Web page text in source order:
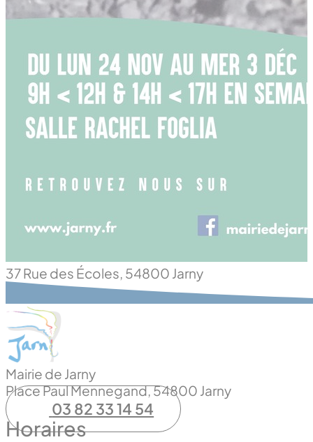
37 Rue des Écoles, 54800 Jarny
Mairie de Jarny
Place Paul Mennegand, 54800 Jarny
03 82 33 14 54
Horaires